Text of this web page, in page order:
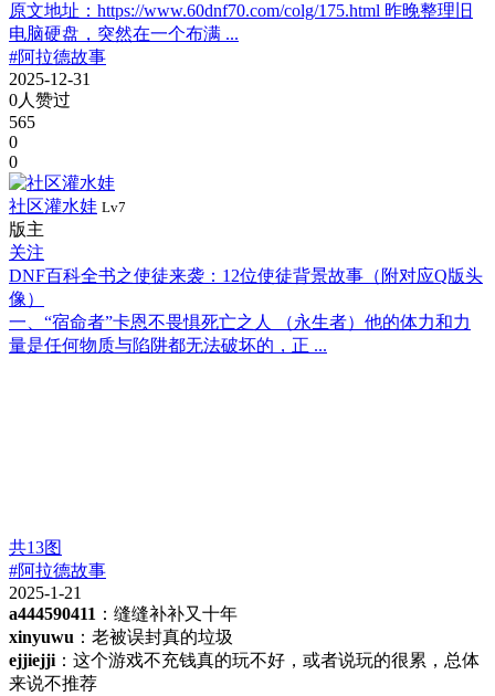
原文地址：https://www.60dnf70.com/colg/175.html 昨晚整理旧
电脑硬盘，突然在一个布满 ...
#阿拉德故事
2025-12-31
0人赞过
565
0
0
社区灌水娃 Lv7
版主
关注
DNF百科全书之使徒来袭：12位使徒背景故事（附对应Q版头
像）
一、“宿命者”卡恩不畏惧死亡之人 （永生者）他的体力和力
量是任何物质与陷阱都无法破坏的，正 ...
共13图
#阿拉德故事
2025-1-21
a444590411 ：缝缝补补又十年
xinyuwu ：老被误封真的垃圾
ejjiejji ：这个游戏不充钱真的玩不好，或者说玩的很累，总体
来说不推荐